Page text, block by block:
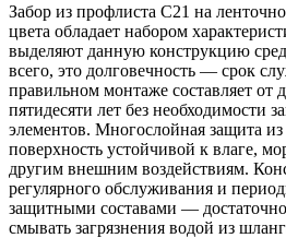
Забор из профлиста C21 на
цвета обладает набором
выделяют данную конструкцию
всего, это долговечность — срок
правильном монтаже составляет от
пятидесяти лет без необходимости
элементов. Многослойная защита
поверхность устойчивой к влаге,
другим внешним воздействиям.
регулярного обслуживания и
защитными составами —
смывать загрязнения водой из